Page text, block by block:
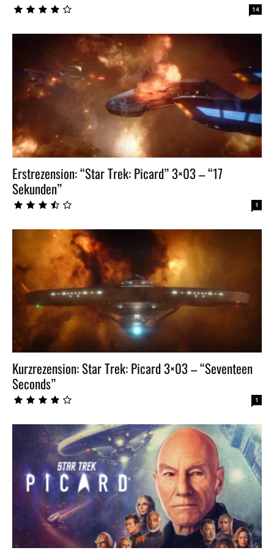
14
Erstrezension: “Star Trek: Picard” 3×03 – “17
Sekunden”
1
Kurzrezension: Star Trek: Picard 3×03 – “Seventeen
Seconds”
1